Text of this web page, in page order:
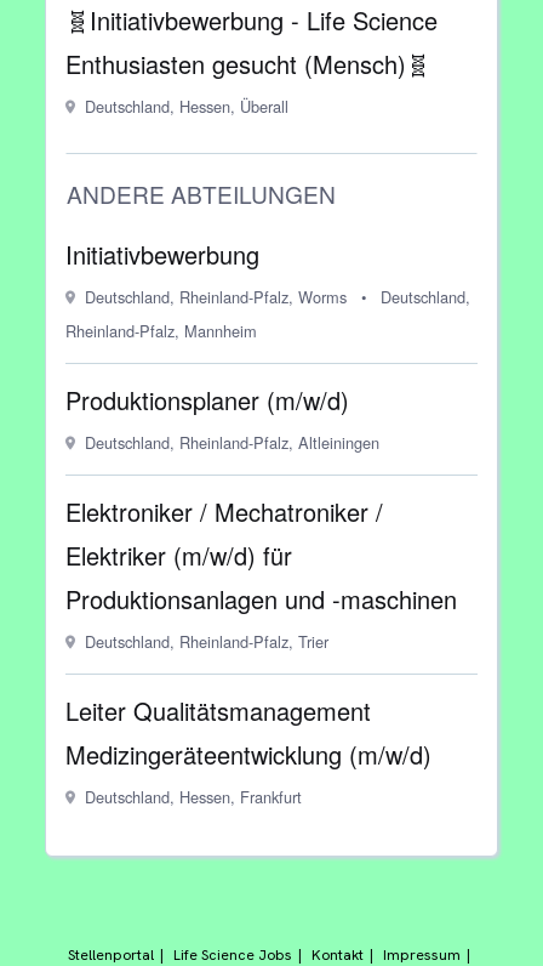
🧬Initiativbewerbung - Life Science
Enthusiasten gesucht (Mensch)🧬
Deutschland, Hessen, Überall
ANDERE ABTEILUNGEN
Initiativbewerbung
Deutschland, Rheinland-Pfalz, Worms •
Deutschland,
Rheinland-Pfalz, Mannheim
Produktionsplaner (m/w/d)
Deutschland, Rheinland-Pfalz, Altleiningen
Elektroniker / Mechatroniker /
Elektriker (m/w/d) für
Produktionsanlagen und -maschinen
Deutschland, Rheinland-Pfalz, Trier
Leiter Qualitätsmanagement
Medizingeräteentwicklung (m/w/d)
Deutschland, Hessen, Frankfurt
Stellenportal Life Science Jobs Kontakt Impressum